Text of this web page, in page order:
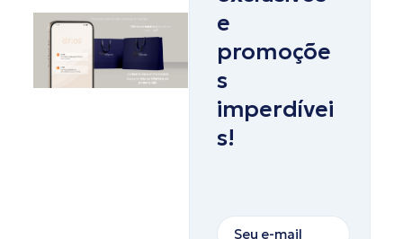
e
promoçõe
s
imperdívei
s!